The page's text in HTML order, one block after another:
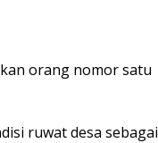
orang nomor satu
ruwat desa sebagai